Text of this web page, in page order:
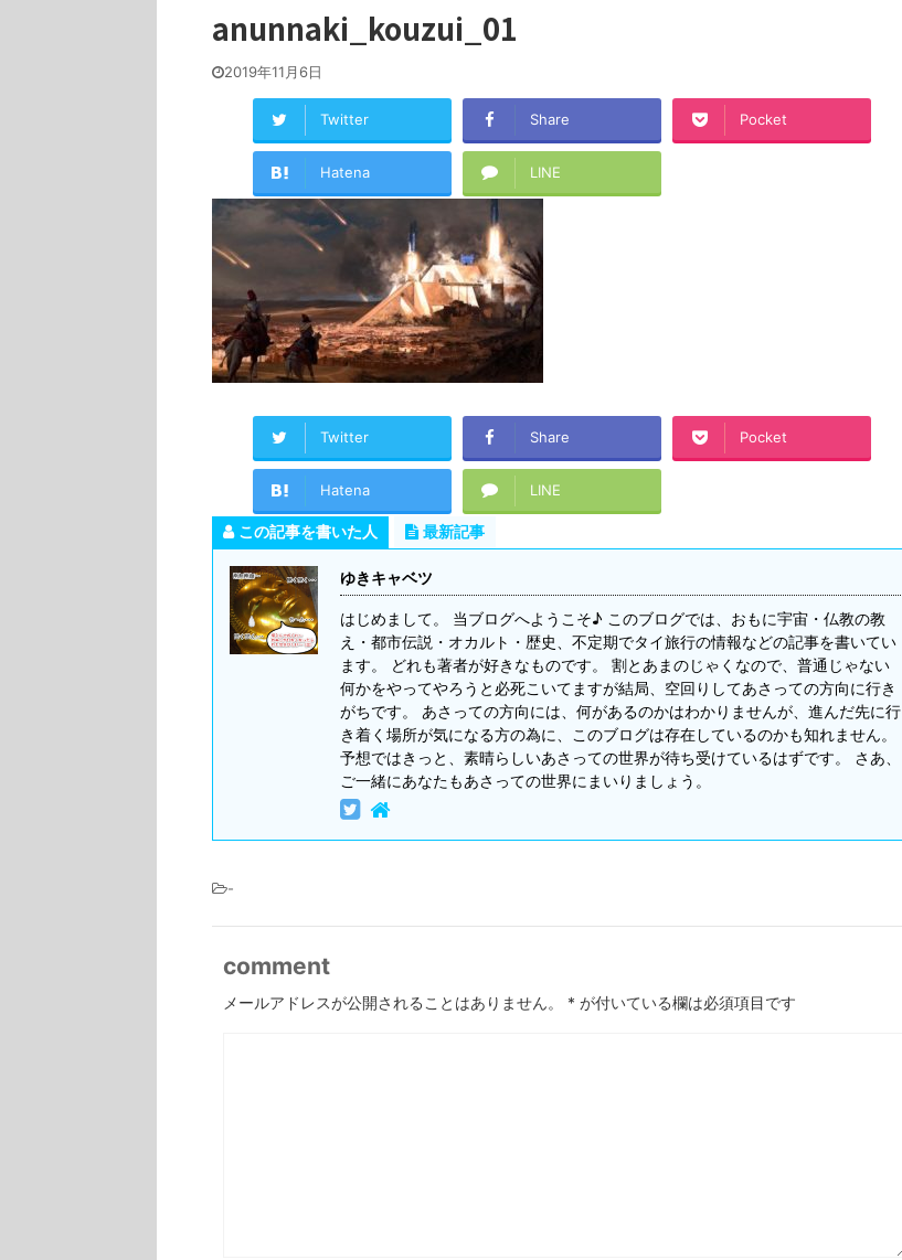
anunnaki_kouzui_01
2019年11月6日
Twitter Share Pocket
Hatena LINE
Twitter Share Pocket
Hatena LINE
この記事を書いた人 最新記事
ゆきキャベツ
はじめまして。 当ブログへようこそ♪ このブログでは、おもに宇宙・仏教の教
え・都市伝説・オカルト・歴史、不定期でタイ旅行の情報などの記事を書いてい
ます。 どれも著者が好きなものです。 割とあまのじゃくなので、普通じゃない
何かをやってやろうと必死こいてますが結局、空回りしてあさっての方向に行き
がちです。 あさっての方向には、何があるのかはわかりませんが、進んだ先に行
き着く場所が気になる方の為に、このブログは存在しているのかも知れません。
予想ではきっと、素晴らしいあさっての世界が待ち受けているはずです。 さあ、
ご一緒にあなたもあさっての世界にまいりましょう。
-
comment
メールアドレスが公開されることはありません。 * が付いている欄は必須項目です